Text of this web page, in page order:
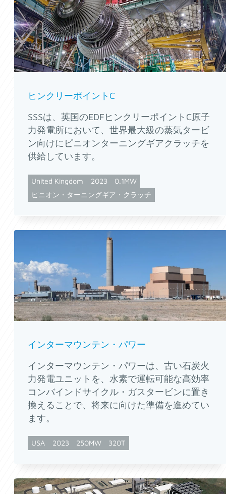
ヒンクリーポイントC
SSSは、英国のEDFヒンクリーポイントC原子
力発電所において、世界最大級の蒸気タービ
ン向けにピニオンターニングギアクラッチを
供給しています。
United Kingdom 2023
0.1MW
ピニオン・ターニングギア・クラッチ
インターマウンテン・パワー
インターマウンテン・パワーは、古い石炭火
力発電ユニットを、水素で運転可能な高効率
コンバインドサイクル・ガスタービンに置き
換えることで、将来に向けた準備を進めてい
ます。
USA 2023 250MW 320T